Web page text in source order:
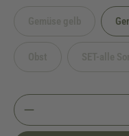
(Diese Option ist